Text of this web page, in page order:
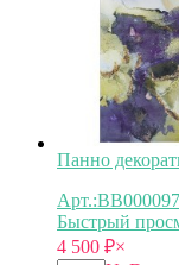
Панно
Быстрый
4 500 ₽×